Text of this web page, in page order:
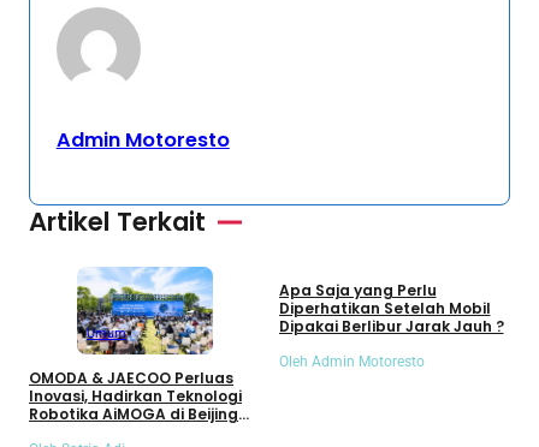
Admin Motoresto
Artikel Terkait
Umum
OMODA & JAECOO Perluas
Inovasi, Hadirkan Teknologi
Robotika AiMOGA di Beijing
Apa Saja yang Perlu
Diperhatikan Setelah Mobil
Dipakai Berlibur Jarak Jauh ?
Oleh Admin Motoresto